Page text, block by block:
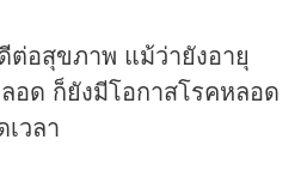
อสุขภาพ แม้ว่ายังอายุ
อด ก็ยังมีโอกาสโรคหลอด
วลา